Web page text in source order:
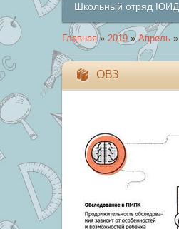
Школьный отряд ЮИД
Главная » 2019 » Апрель »
ОВЗ